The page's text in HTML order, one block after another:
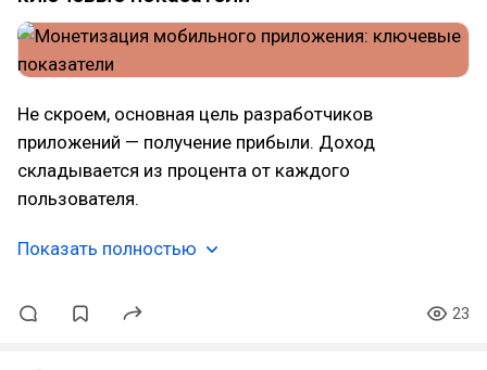
Не скроем, основная цель разработчиков
приложений — получение прибыли. Доход
складывается из процента от каждого
пользователя.
Показать полностью
23